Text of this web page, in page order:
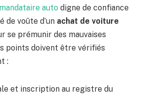
mandataire auto digne de confiance
de voûte d’un achat de voiture
se prémunir des mauvaises
points doivent être vérifiés
:
et inscription au registre du